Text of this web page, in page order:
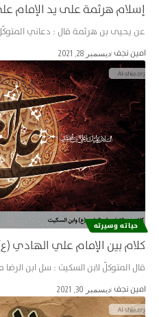
إسلام هرثمة على يد الإمام
عن يحيى بن هرثمة قال : دعاني المتوكّل
امین نجف ديسمبر 28, 2021
حياته وسيرته
كلام بين الإمام علي الهادي
قال المتوكلّ لابن السكيت : سل ابن
امین نجف ديسمبر 30, 2021